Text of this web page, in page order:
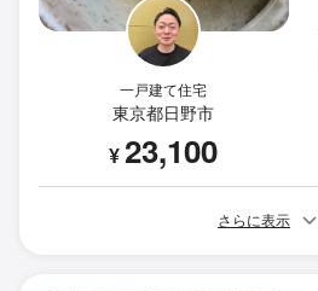
一戸建て住宅
東京都日野市
¥23,100
さらに表示